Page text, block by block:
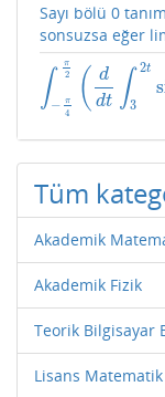
Sayı bölü 0
sonsuzsa eğer
∫
π
2
− π
4
(
d
dt ∫ 2t
3
− π2 (dd ∫3
Tüm
Akademik
Akademik Fizik
Teorik Bilgisayar
Lisans Matematik